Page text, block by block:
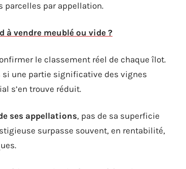
parcelles par appellation.
vendre meublé ou vide ?
le classement réel de chaque îlot.
une partie significative des vignes
s’en trouve réduit.
ses appellations, pas de sa superficie
surpasse souvent, en rentabilité,